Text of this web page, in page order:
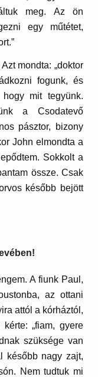
meg. Az ön
egy műtétet,
mondta: „doktor
fogunk, és
mit tegyünk.
a Csodatevő
pásztor, bizony
John elmondta a
Sokkolt a
össze. Csak
később bejött
A fiunk Paul,
az ottani
attól a kórháztól,
„fiam, gyere
szüksége van
később nagy zajt,
Nem tudtuk mi